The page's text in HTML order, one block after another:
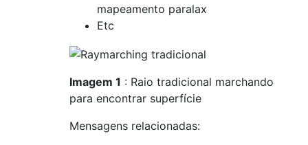
mapeamento paralax
Etc
Imagem 1 : Raio tradicional marchando
para encontrar superfície
Mensagens relacionadas: